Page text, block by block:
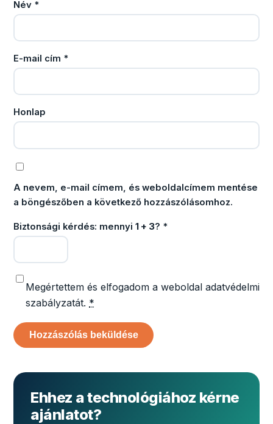
Név *
E-mail cím *
Honlap
A nevem, e-mail címem, és weboldalcímem mentése
a böngészőben a következő hozzászólásomhoz.
Biztonsági kérdés: mennyi 1 + 3? *
Megértettem és elfogadom a weboldal adatvédelmi
szabályzatát. *
Ehhez a technológiához kérne
ajánlatot?